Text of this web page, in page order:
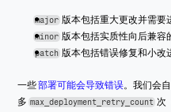
major 版本包括重大更改并需要
minor 版本包括实质性向后兼容
patch 版本包括错误修复和小改
一些 部署可能会导致错误。我们会
多 max_deployment_retry_count 次